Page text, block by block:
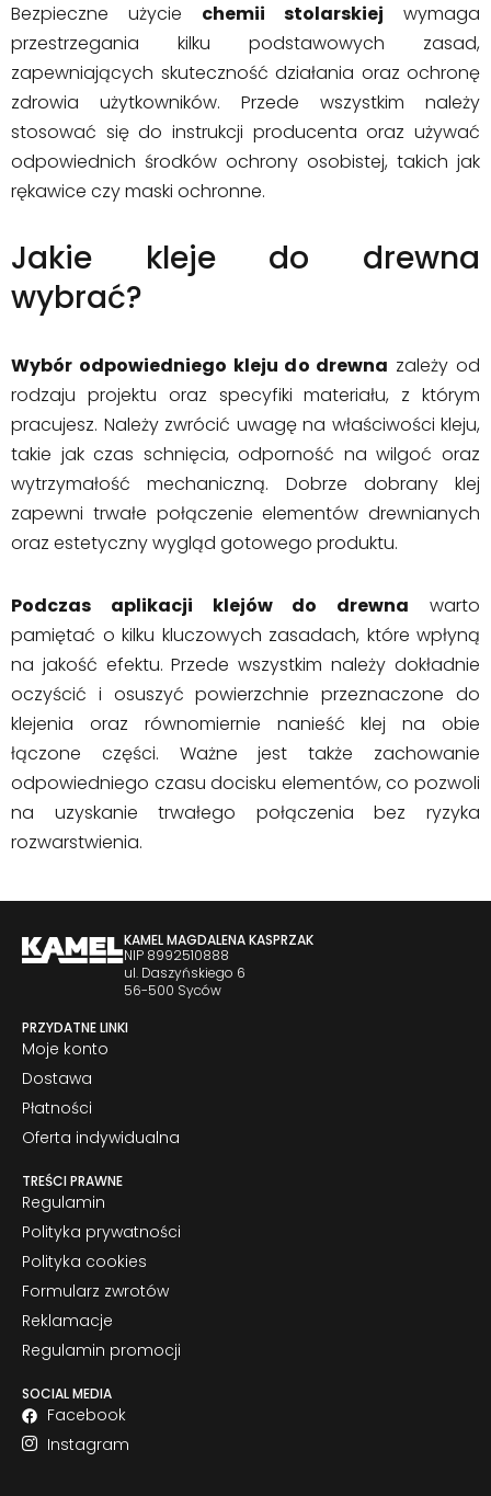
Bezpieczne użycie chemii stolarskiej wymaga
przestrzegania kilku podstawowych zasad,
zapewniających skuteczność działania oraz ochronę
zdrowia użytkowników. Przede wszystkim należy
stosować się do instrukcji producenta oraz używać
odpowiednich środków ochrony osobistej, takich jak
rękawice czy maski ochronne.
Jakie kleje do drewna
wybrać?
Wybór odpowiedniego kleju do drewna zależy od
rodzaju projektu oraz specyfiki materiału, z którym
pracujesz. Należy zwrócić uwagę na właściwości kleju,
takie jak czas schnięcia, odporność na wilgoć oraz
wytrzymałość mechaniczną. Dobrze dobrany klej
zapewni trwałe połączenie elementów drewnianych
oraz estetyczny wygląd gotowego produktu.
Podczas aplikacji klejów do drewna warto
pamiętać o kilku kluczowych zasadach, które wpłyną
na jakość efektu. Przede wszystkim należy dokładnie
oczyścić i osuszyć powierzchnie przeznaczone do
klejenia oraz równomiernie nanieść klej na obie
łączone części. Ważne jest także zachowanie
odpowiedniego czasu docisku elementów, co pozwoli
na uzyskanie trwałego połączenia bez ryzyka
rozwarstwienia.
KAMEL MAGDALENA KASPRZAK
NIP 8992510888
ul. Daszyńskiego 6
56-500 Syców
PRZYDATNE LINKI
Moje konto
Dostawa
Płatności
Oferta indywidualna
TREŚCI PRAWNE
Regulamin
Polityka prywatności
Polityka cookies
Formularz zwrotów
Reklamacje
Regulamin promocji
SOCIAL MEDIA
Facebook
Instagram